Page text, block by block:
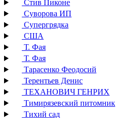
Стив Пиконе
Суворова ИП
Супергрядка
США
Т. Фая
Т. Фая
Тарасенко Феодосий
Терентьев Денис
ТЕХАНОВИЧ ГЕНРИХ
Тимирязевский питомник
Тихий сад